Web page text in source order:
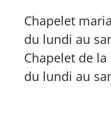
Chapelet
du lundi au
Chapelet de
du lundi au